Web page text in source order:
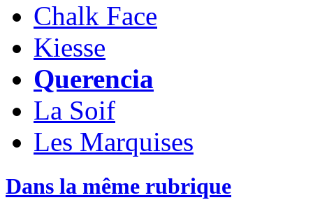
Chalk Face
Kiesse
Querencia
La Soif
Les Marquises
Dans la même rubrique